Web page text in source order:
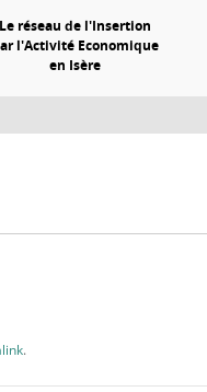
Le réseau de l'Insertion
l'Activité Economique
en Isère
.